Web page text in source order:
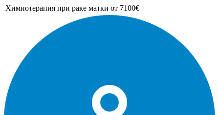
Химиотерапия при раке матки от 7100€